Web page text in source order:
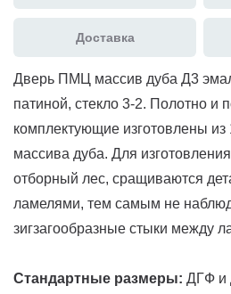
Доставка
Дверь ПМЦ массив дуба Д3
патиной, стекло 3-2. Полотно и
комплектующие изготовлены из
массива дуба. Для
отборный лес, сращиваются
ламелями, тем самым не
зигзагообразные стыки между
Стандартные размеры: ДГФ